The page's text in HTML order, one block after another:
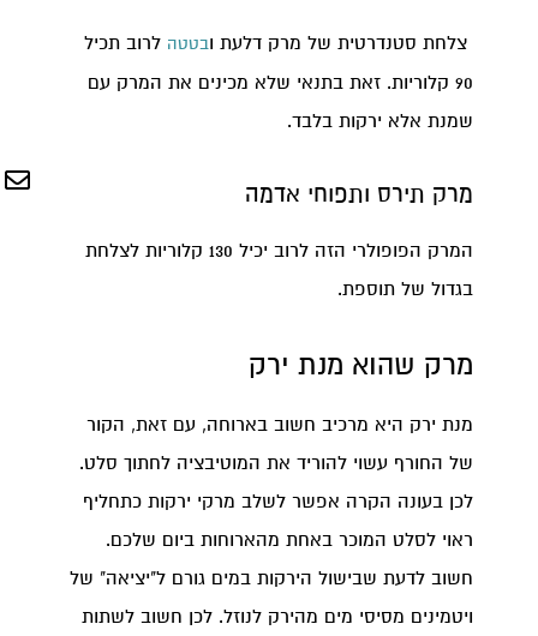
צלחת סטנדרטית של מרק דלעת ובטטה לרוב תכיל
90 קלוריות. זאת בתנאי שלא מכינים את המרק עם
שמנת אלא ירקות בלבד.
מרק תירס ותפוחי אדמה
המרק הפופולרי הזה לרוב יכיל 130 קלוריות לצלחת
בגדול של תוספת.
מרק שהוא מנת ירק
מנת ירק היא מרכיב חשוב בארוחה, עם זאת, הקור
של החורף עשוי להוריד את המוטיבציה לחתוך סלט.
לכן בעונה הקרה אפשר לשלב מרקי ירקות כתחליף
ראוי לסלט המוכר באחת מהארוחות ביום שלכם.
חשוב לדעת שבישול הירקות במים גורם ל"יציאה" של
ויטמינים מסיסי מים מהירק לנוזל. לכן חשוב לשתות